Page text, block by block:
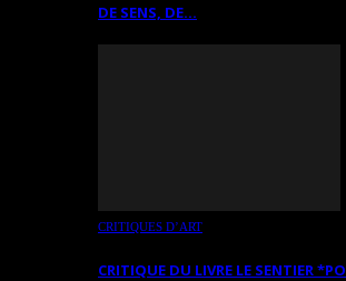
DE SENS, DE…
CRITIQUES D’ART
CRITIQUE DU LIVRE LE SENTIER